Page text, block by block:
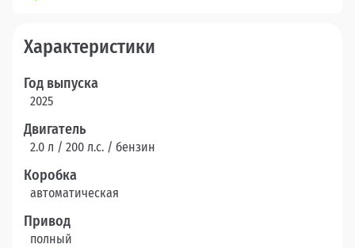
Характеристики
Год выпуска
2025
Двигатель
2.0 л / 200 л.c. / бензин
Коробка
автоматическая
Привод
полный